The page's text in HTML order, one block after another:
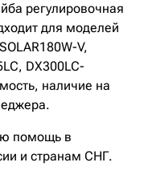
регулировочная
для моделей
V,
DX300LC-
наличие на
помощь в
и странам СНГ.